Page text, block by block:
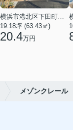
19.18坪 (63.43㎡)
20.4万円
メゾンクレール